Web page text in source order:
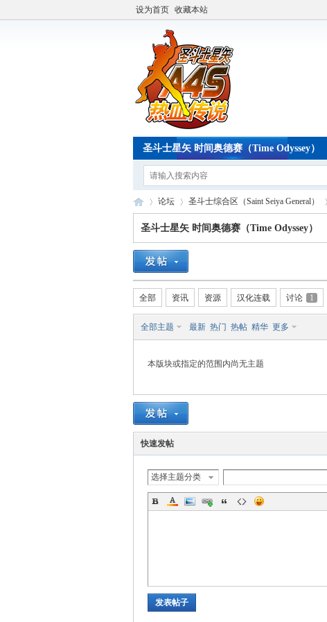
设为首页 收藏本站
圣斗士星矢 时间奥德赛（Time Odyssey）
A4
S
»
论坛
›
圣斗士综合区（Saint Seiya General）
圣斗士星矢 时间奥德赛（Time Odyssey）
全部 资讯 资源 汉化连载 讨论 1
全部主题 最新 热门 热帖 精华 更多
本版块或指定的范围内尚无主题
快速发帖
选择主题分类
发表帖子